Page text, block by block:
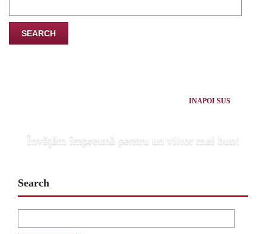
for:
INAPOI SUS
Învăţăm împreună pentru un viitor mai bun!
Search
for: